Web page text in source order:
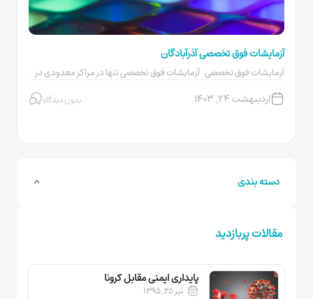
آزمایشات فوق تخصصی آذرآبادگان
آزمایشات فوق تخصصی آزمایشات فوق تخصصی تنها در مراکز معدودی در
اردیبهشت ۲۴, ۱۴۰۳ بدون دیدگاه
دسته بندی
مقالات پربازدید
پایداری ایمنی مقابل کرونا
تیر ۲۵, ۱۳۹۵